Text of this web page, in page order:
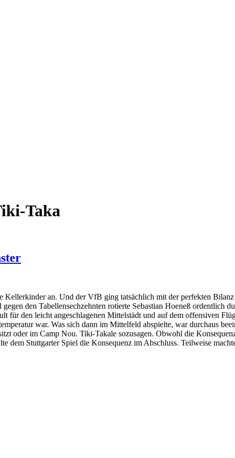
Taka
an. Und der VfB ging tatsächlich mit der perfekten
den Tabellensechzehnten rotierte Sebastian Hoeneß ordentlich
für den leicht angeschlagenen Mittelstädt und auf dem offensiven
war. Was sich dann im Mittelfeld abspielte, war durchaus
oder im Camp Nou. Tiki-Takale sozusagen. Obwohl die
dem Stuttgarter Spiel die Konsequenz im Abschluss. Teilweise